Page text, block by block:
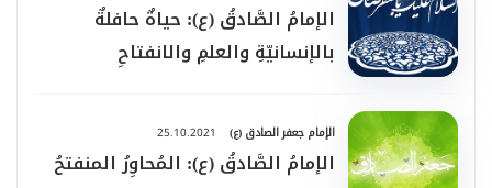
الإمامُ الصَّادقُ (ع): حياةٌ حافلةٌ
بالإنسانيّةِ والعلمِ والانفتاحِ
الإمام جعفر الصادق (ع) 25.10.2021
الإمامُ الصَّادقُ (ع): المُحاوِرُ المنفتحُ